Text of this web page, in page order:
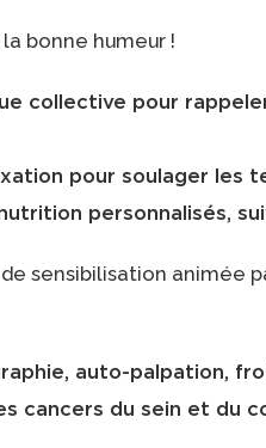
bonne humeur !
collective pour
pour soulager les
personnalisés,
sensibilisation animée
auto-palpation,
cancers du sein et du